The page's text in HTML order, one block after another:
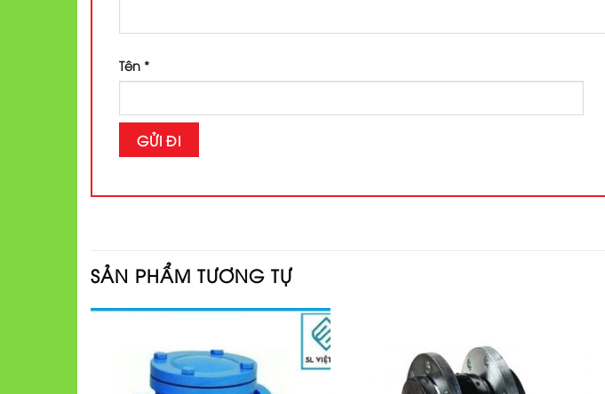
Tên *
SẢN PHẨM TƯƠNG TỰ